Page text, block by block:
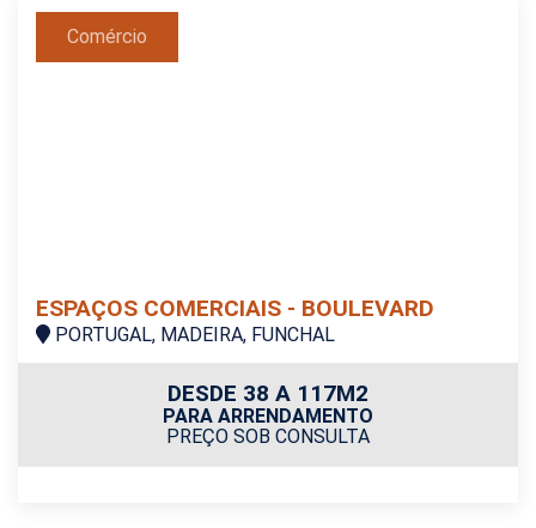
Comércio
ESPAÇOS COMERCIAIS - BOULEVARD
PORTUGAL, MADEIRA, FUNCHAL
DESDE 38 A 117M2
PARA ARRENDAMENTO
PREÇO SOB CONSULTA